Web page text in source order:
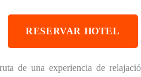
RESERVAR HOTEL
de una experiencia de